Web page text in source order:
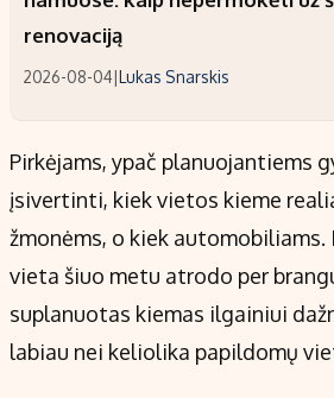
renovaciją
2026-08-04|Lukas Snarskis
Pirkėjams, ypač planuojantiems
įsivertinti, kiek vietos kieme
žmonėms, o kiek automobiliams.
vieta šiuo metu atrodo per
suplanuotas kiemas ilgainiui
labiau nei keliolika papildomų